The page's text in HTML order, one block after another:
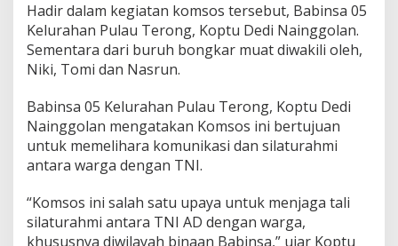
a
n
B
i
k
a
n
P
a
y
a
Hadir dalam kegiatan komsos tersebut, Babinsa 05
Kelurahan Pulau Terong, Koptu Dedi Nainggolan.
Sementara dari buruh bongkar muat diwakili oleh,
Niki, Tomi dan Nasrun.
Babinsa 05 Kelurahan Pulau Terong, Koptu Dedi
Nainggolan mengatakan Komsos ini bertujuan
untuk memelihara komunikasi dan silaturahmi
antara warga dengan TNI.
“Komsos ini salah satu upaya untuk menjaga tali
silaturahmi antara TNI AD dengan warga,
khususnya diwilayah binaan Babinsa,” ujar Koptu